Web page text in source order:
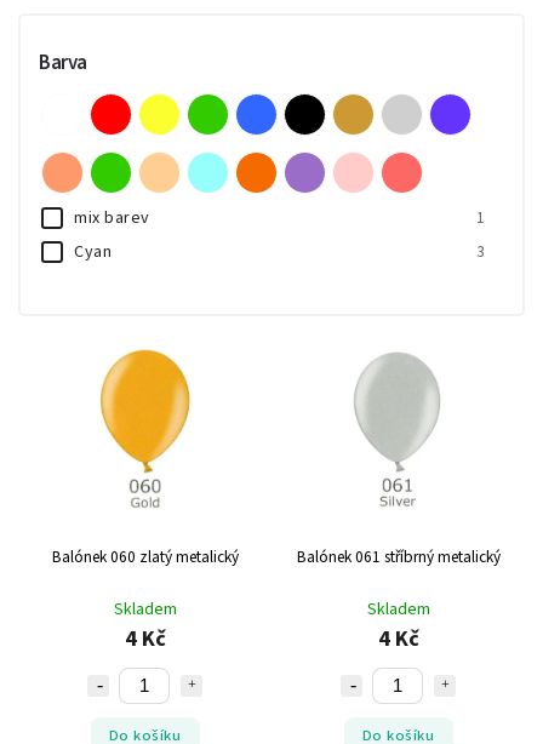
Nejlevnější
Nejdražší
Nejprodávanější
Abecedně
Barva
mix barev 1
Cyan 3
Balónek 060 zlatý metalický
Skladem
4 Kč
Do košíku
Balónek 061 stříbrný metalický
Skladem
4 Kč
Do košíku